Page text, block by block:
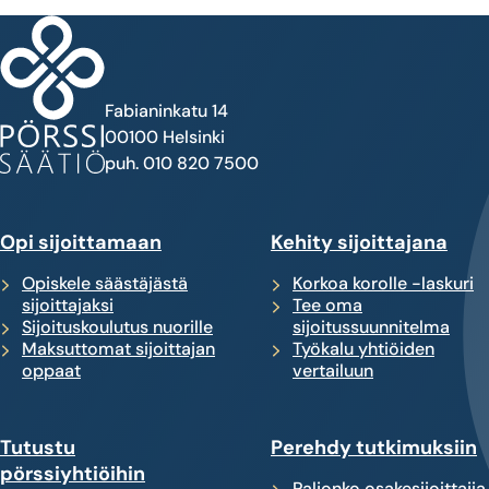
Fabianinkatu 14
00100 Helsinki
puh. 010 820 7500
Opi sijoittamaan
Opiskele säästäjästä
sijoittajaksi
Sijoituskoulutus nuorille
Maksuttomat sijoittajan
oppaat
Kehity sijoittajana
Korkoa korolle -laskuri
Tee oma
sijoitussuunnitelma
Työkalu yhtiöiden
vertailuun
Tutustu
pörssiyhtiöihin
Perehdy tutkimuksiin